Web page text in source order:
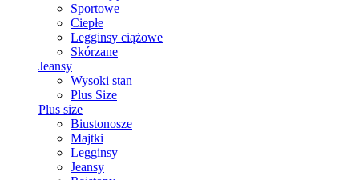
Sportowe
Ciepłe
Legginsy ciążowe
Skórzane
Jeansy
Wysoki stan
Plus Size
Plus size
Biustonosze
Majtki
Legginsy
Jeansy